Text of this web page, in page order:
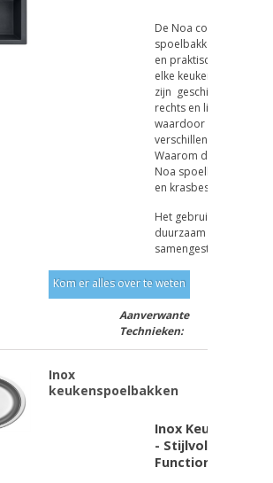
De Noa composieten
spoelbakken zijn een
en praktische
elke keuken. Deze
zijn geschikt voor
rechts en links
waardoor hij
verschillende keukens
Waarom deze
Noa spoelbak is uiterst
en krasbestendig.
Het gebruik van
duurzaam materiaal
samengesteld uit l...
Kom er alles over te weten
Aanverwante
Technieken:
Inox
keukenspoelbakken
Inox
- Stijlvol,
Functioneel.